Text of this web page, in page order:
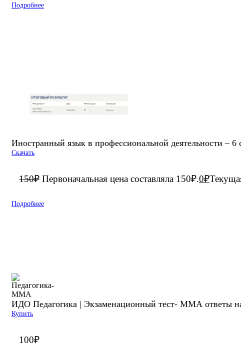
Подробнее
Иностранный язык в профессиональной деятельности
Скачать
150₽ Первоначальная цена составляла 150₽.0₽
Подробнее
ИДО Педагогика | Экзаменационный тест- ММА ответы
Купить
100₽